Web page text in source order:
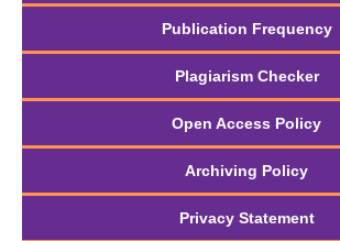
Publication Frequency
Plagiarism Checker
Open Access Policy
Archiving Policy
Privacy Statement